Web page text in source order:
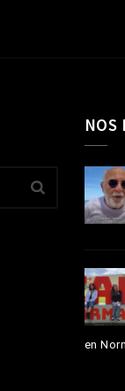
NOS
en